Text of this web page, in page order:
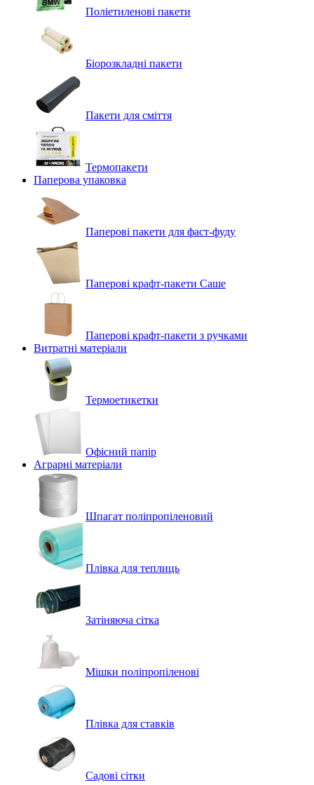
Поліетиленові пакети
Біорозкладні пакети
Пакети для сміття
Термопакети
Паперова упаковка
Паперові пакети для фаст-фуду
Паперові крафт-пакети Саше
Паперові крафт-пакети з ручками
Витратні матеріали
Термоетикетки
Офісний папір
Аграрні матеріали
Шпагат поліпропіленовий
Плівка для теплиць
Затіняюча сітка
Мішки поліпропіленові
Плівка для ставків
Садові сітки